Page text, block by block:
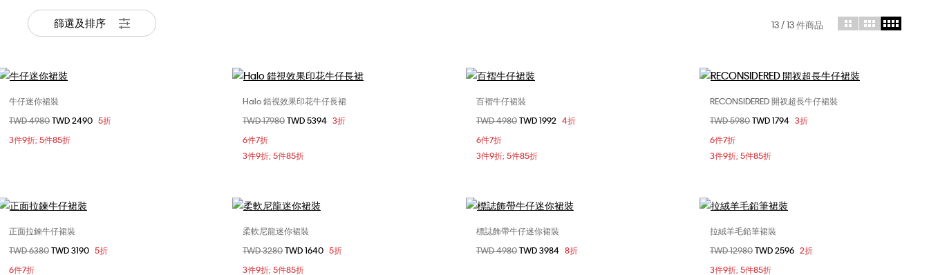
篩選及排序 13 / 13 件商品
24
25
30
牛仔迷你裙裝
價格扣減從
TWD 4980至
TWD 2490 5折
3件9折; 5件85折
選擇您的尺碼
Halo 錯視效果印花牛仔長裙
價格扣減從
TWD 17980至
TWD 5394 3折
6件7折
3件9折; 5件85折
24
25
29
百褶牛仔裙裝
價格扣減從
TWD 4980至
TWD 1992 4折
6件7折
3件9折; 5件85折
選擇您的尺碼
25
RECONSIDERED 開衩超長牛仔裙裝
價格扣減從
TWD 5980至
TWD 1794 3折
6件7折
3件9折; 5件85折
24
25
正面拉鍊牛仔裙裝
價格扣減從
TWD 6380至
TWD 3190 5折
6件7折
XXS
XS
柔軟尼龍迷你裙裝
價格扣減從
TWD 3280至
TWD 1640 5折
3件9折; 5件85折
選擇您的尺碼
24
25
標誌飾帶牛仔迷你裙裝
價格扣減從
TWD 4980至
TWD 3984 8折
拉絨羊毛鉛筆裙裝
價格扣減從
TWD 12980至
TWD 2596 2折
3件9折; 5件85折